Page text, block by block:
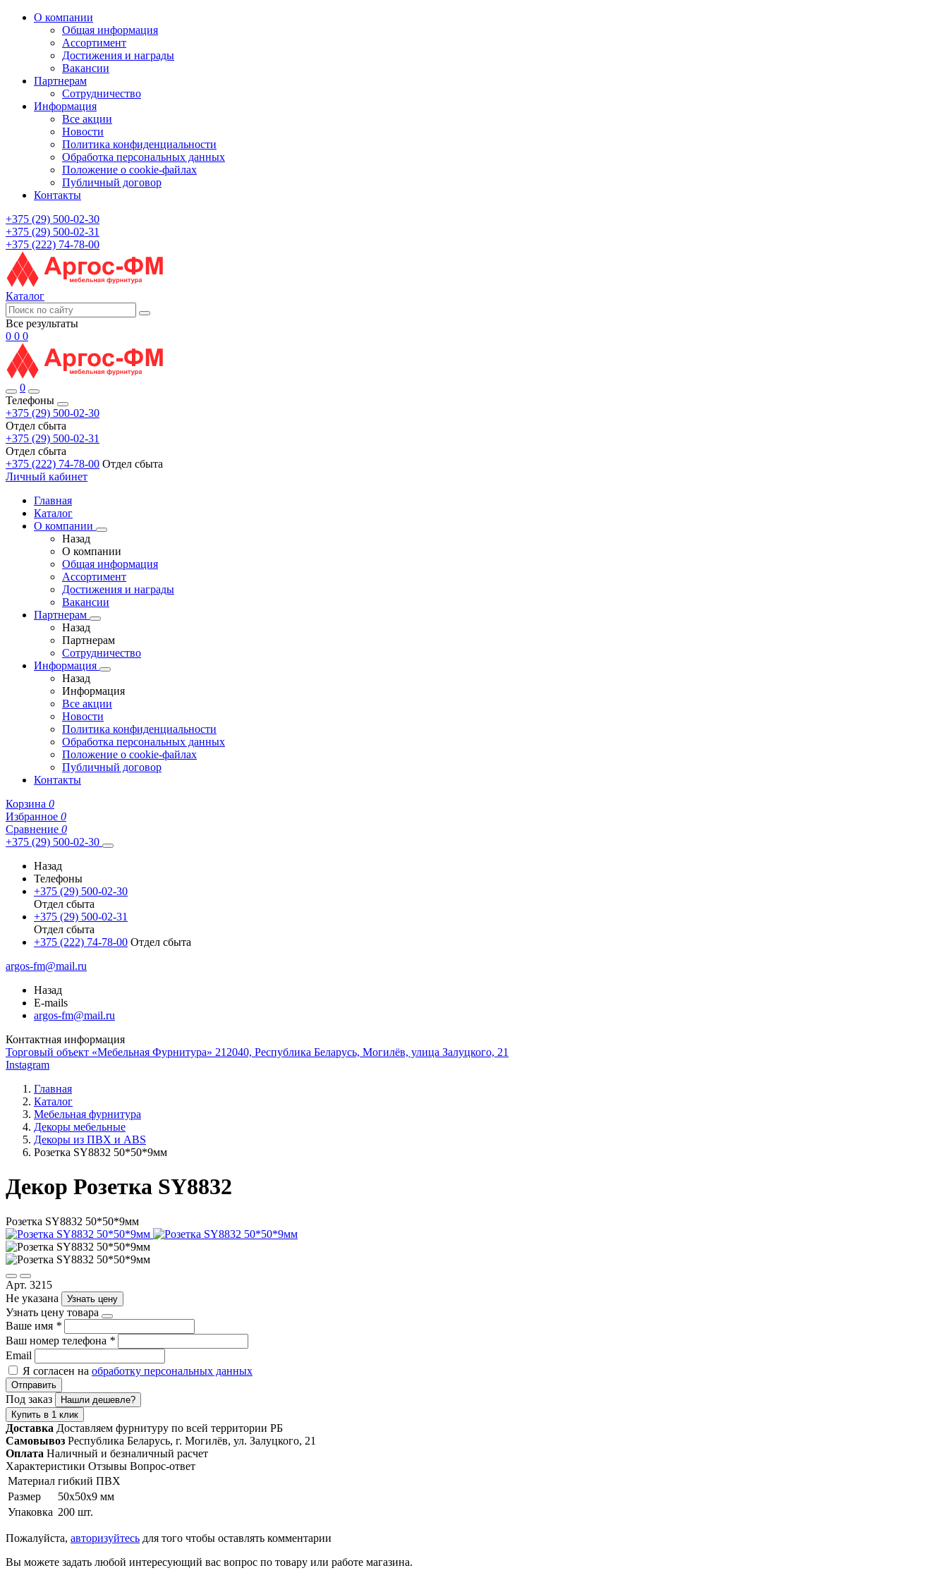
О компании
Общая информация
Ассортимент
Достижения и награды
Вакансии
Партнерам
Сотрудничество
Информация
Все акции
Новости
Политика конфиденциальности
Обработка персональных данных
Положение о cookie-файлах
Публичный договор
Контакты
+375 (29) 500-02-30
+375 (29) 500-02-31
+375 (222) 74-78-00
Каталог
Все результаты
0 0 0
0
Телефоны
+375 (29) 500-02-30
Отдел сбыта
+375 (29) 500-02-31
Отдел сбыта
+375 (222) 74-78-00 Отдел сбыта
Личный кабинет
Главная
Каталог
О компании
Назад
О компании
Общая информация
Ассортимент
Достижения и награды
Вакансии
Партнерам
Назад
Партнерам
Сотрудничество
Информация
Назад
Информация
Все акции
Новости
Политика конфиденциальности
Обработка персональных данных
Положение о cookie-файлах
Публичный договор
Контакты
Корзина 0
Избранное 0
Сравнение 0
+375 (29) 500-02-30
Назад
Телефоны
+375 (29) 500-02-30
Отдел сбыта
+375 (29) 500-02-31
Отдел сбыта
+375 (222) 74-78-00 Отдел сбыта
argos-fm@mail.ru
Назад
E-mails
argos-fm@mail.ru
Контактная информация
Торговый объект «Мебельная Фурнитура» 212040, Республика Беларусь, Могилёв, улица Залуцкого, 21
Instagram
Главная
Каталог
Мебельная фурнитура
Декоры мебельные
Декоры из ПВХ и ABS
Розетка SY8832 50*50*9мм
Декор Розетка SY8832
Розетка SY8832 50*50*9мм
Арт. 3215
Не указана
Узнать цену
Узнать цену товара
Ваше имя *
Ваш номер телефона *
Email
Я согласен на обработку персональных данных
Отправить
Под заказ
Нашли дешевле?
Купить в 1 клик
Доставка Доставляем фурнитуру по всей территории РБ
Самовывоз Республика Беларусь, г. Могилёв, ул. Залуцкого, 21
Оплата Наличный и безналичный расчет
Характеристики Отзывы Вопрос-ответ
Материал гибкий ПВХ
Размер
50х50х9 мм
Упаковка 200 шт.
Пожалуйста, авторизуйтесь для того чтобы оставлять комментарии
Вы можете задать любой интересующий вас вопрос по товару или работе магазина.